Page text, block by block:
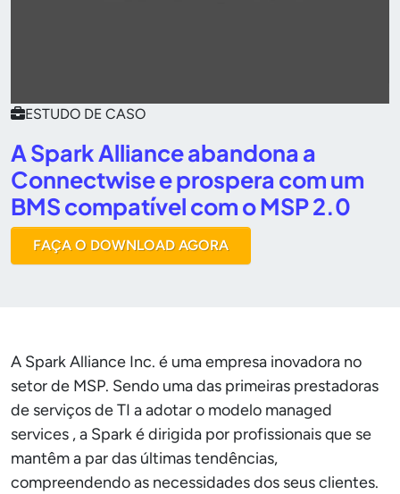
ESTUDO DE CASO
A Spark Alliance abandona a
Connectwise e prospera com um
BMS compatível com o MSP 2.0
FAÇA O DOWNLOAD AGORA
A Spark Alliance Inc. é uma empresa inovadora no
setor de MSP. Sendo uma das primeiras prestadoras
de serviços de TI a adotar o modelo managed
services , a Spark é dirigida por profissionais que se
mantêm a par das últimas tendências,
compreendendo as necessidades dos seus clientes.